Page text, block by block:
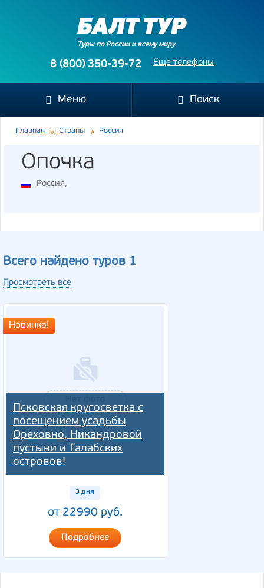
Туры по России и всему миру
Еще телефоны
8 (800) 350-39-72
Меню Поиск
Главная Страны Россия
Опочка
Россия,
Всего найдено туров 1
Просмотреть все
Псковская кругосветка с
посещением усадьбы
Ореховно, Никандровой
пустыни и Талабских
островов!
Новинка!
3 дня
от 22990 руб.
Подробнее